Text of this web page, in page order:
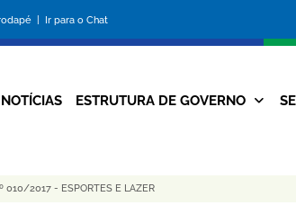
| Ir para o Chat
da
Prefeitura
NOTÍCIAS ESTRUTURA DE GOVERNO
010/2017 - ESPORTES E LAZER